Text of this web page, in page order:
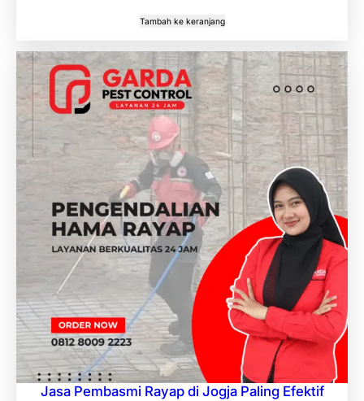
Tambah ke keranjang
Jasa Pembasmi Rayap di Jogja Paling Efektif